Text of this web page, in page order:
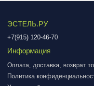
ЭСТЕЛЬ.РУ
+7(915) 120-46-70
Информация
Оплата, доставка, возврат
Политика